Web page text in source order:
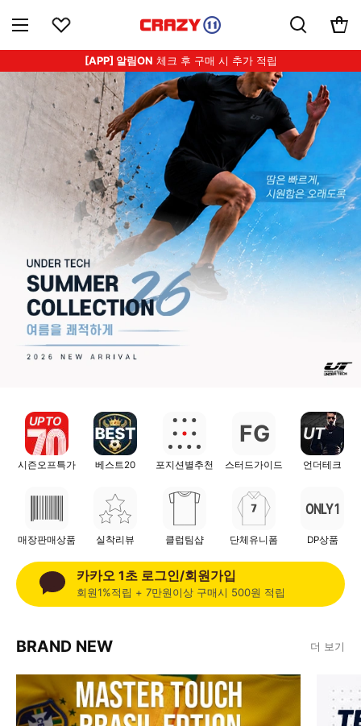
[APP] 알림ON 체크 후 구매 시 추가 적립
UP TO
시즌오프특가 베스트20 포지션별추천
FG
스터드가이드
UT
언더테크
매장판매상품 실착리뷰 클럽팀샵 단체유니폼
ONLY 1
DP상품
카카오 1초 로그인/회원가입
회원1%적립 + 7만원이상 구매시 500원 적립
BRAND NEW 더 보기